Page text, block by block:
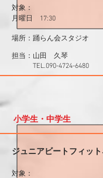
対象：
月曜日 17:30
場所：踊らん会スタジオ
​担当： 山田 久琴
​ TEL.090-4724-6480
小学生・中学生
ジュニアビートフィッ
対象：